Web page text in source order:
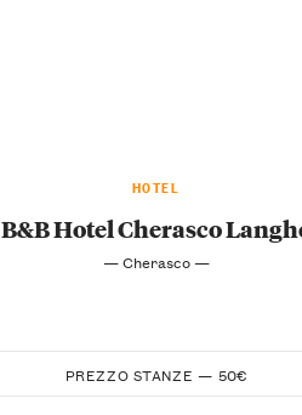
HOTEL
B&B Hotel Cherasco
— Cherasco —
PREZZO STANZE — 50€